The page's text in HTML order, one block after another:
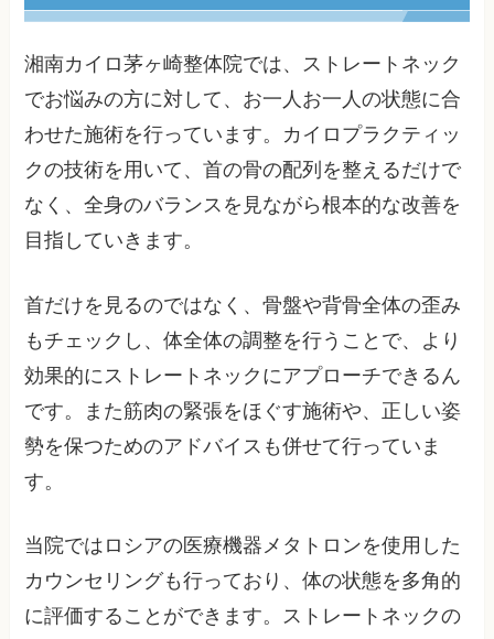
湘南カイロ茅ヶ崎整体院では、ストレートネック
でお悩みの方に対して、お一人お一人の状態に合
わせた施術を行っています。カイロプラクティッ
クの技術を用いて、首の骨の配列を整えるだけで
なく、全身のバランスを見ながら根本的な改善を
目指していきます。
首だけを見るのではなく、骨盤や背骨全体の歪み
もチェックし、体全体の調整を行うことで、より
効果的にストレートネックにアプローチできるん
です。また筋肉の緊張をほぐす施術や、正しい姿
勢を保つためのアドバイスも併せて行っていま
す。
当院ではロシアの医療機器メタトロンを使用した
カウンセリングも行っており、体の状態を多角的
に評価することができます。ストレートネックの